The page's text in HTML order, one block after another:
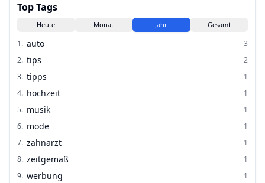
Top Tags
Heute Monat Jahr Gesamt
1. auto
3
2. tips
2
3. tipps
1
4. hochzeit
1
5. musik
1
6. mode
1
7. zahnarzt
1
8. zeitgemäß
1
9. werbung
1